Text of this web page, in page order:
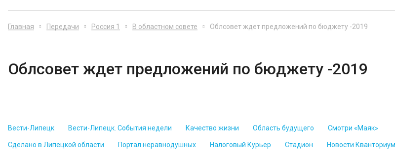
Главная Передачи Россия 1 В областном совете Облсовет ждет предложений по бюджету -2019
Облсовет ждет предложений по бюджету -2019
Вести-Липецк Вести-Липецк. События недели Качество жизни Область будущего Смотри «Маяк»
Сделано в Липецкой области Портал неравнодушных Налоговый Курьер Стадион Новости